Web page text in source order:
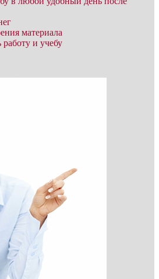
материала
и учебу